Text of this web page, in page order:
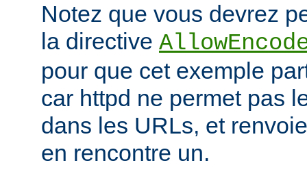
Notez que vous devrez
la directive
pour que cet exemple
car httpd ne permet pas
dans les URLs, et
en rencontre un.